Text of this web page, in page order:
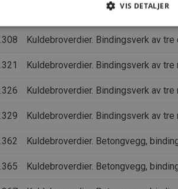
Kuldebroverdier. Bindingsverk av
Kuldebroverdier. Bindingsverk av
Kuldebroverdier. Bindingsverk av
Kuldebroverdier. Bindingsverk av
Kuldebroverdier. Bindingsverk av
Kuldebroverdier. Betongvegg,
Kuldebroverdier. Betongvegg,
VIS DETALJER
tillater kjernefunksjoner på nettstedet,
Script.com cookie-banner